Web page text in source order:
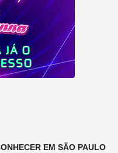
EM SÃO PAULO